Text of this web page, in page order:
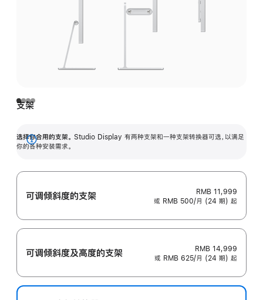
支架
选择你合用的支架。 Studio Display 有两种支架和一种支架转换器可选，以满足
你的各种安装需求。
展
可调倾斜度的支架
RMB 11,999
或 RMB 500/月 (24 期) 起
可调倾斜度及高‍度的支‍架
RMB 14,999
或 RMB 625/月 (24 期) 起